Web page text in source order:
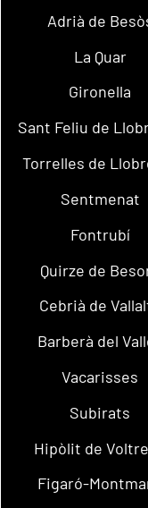
Adrià de
La Quar
Gironella
Sant Feliu de
Torrelles de
Sentmenat
Fontrubí
Quirze de
Cebrià de
Barberà del
Vacarisses
Subirats
Hipòlit de
Figaró-